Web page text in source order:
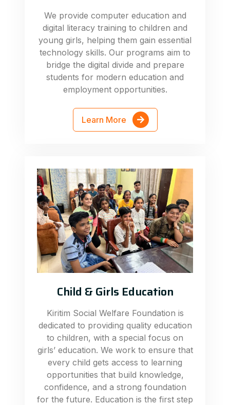
We provide computer education and
digital literacy training to children and
young girls, helping them gain essential
technology skills. Our programs aim to
bridge the digital divide and prepare
students for modern education and
employment opportunities.
Learn More
Child & Girls Education
Kiritim Social Welfare Foundation is
dedicated to providing quality education
to children, with a special focus on
girls’ education. We work to ensure that
every child gets access to learning
opportunities that build knowledge,
confidence, and a strong foundation
for the future. Education is the first step